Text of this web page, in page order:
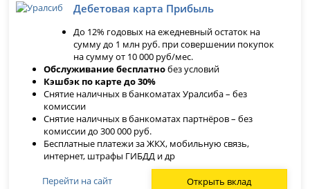
Дебетовая карта Прибыль
До 12% годовых на ежедневный остаток на
сумму до 1 млн руб. при совершении покупок
на сумму от 10 000 руб/мес.
Обслуживание бесплатнобез условий
Кэшбэк по карте до 30%
Снятие наличных в банкоматах Уралсиба – без
комиссии
Снятие наличных в банкоматах партнёров – без
комиссии до 300 000 руб.
Бесплатные платежи за ЖКХ, мобильную связь,
интернет, штрафы ГИБДД и др
Перейти на сайт
Открыть вклад